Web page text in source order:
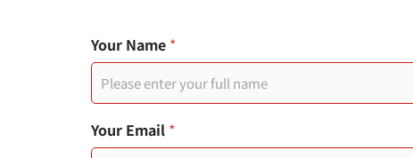
行
動
電
話
y
p
Your Name *
Your Email *